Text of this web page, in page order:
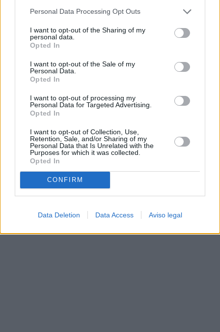
negar su consentimiento. Tenga en cuenta que algún
de su consentimiento, pero usted tiene el derecho de
rechazar tal procesamiento. Sus preferencias se aplicarán
cualquier momento entrando de nuevo en este sitio web o
visitando nuestra política de privacidad.
Personal Data Processing Opt Outs
I want to opt-out of the Sharing of my
personal data.
Opted In
I want to opt-out of the Sale of my
Personal Data.
Opted In
I want to opt-out of processing my
Personal Data for Targeted Advertising.
Opted In
I want to opt-out of Collection, Use,
Retention, Sale, and/or Sharing of my
Personal Data that Is Unrelated with the
Purposes for which it was collected.
Opted In
CONFIRM
Data Deletion Data Access Aviso legal